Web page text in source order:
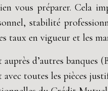
vous préparer. Cela
stabilité
taux en vigueur et les
d’autres banques
toutes les pièces